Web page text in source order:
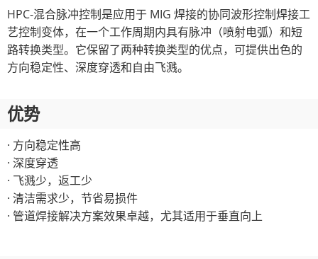
HPC-混合脉冲控制是应用于 MIG 焊接的协同波形控制焊接工
艺控制变体，在一个工作周期内具有脉冲（喷射电弧）和短
路转换类型。它保留了两种转换类型的优点，可提供出色的
方向稳定性、深度穿透和自由飞溅。
优势
· 方向稳定性高
· 深度穿透
· 飞溅少，返工少
· 清洁需求少，节省易损件
· 管道焊接解决方案效果卓越，尤其适用于垂直向上